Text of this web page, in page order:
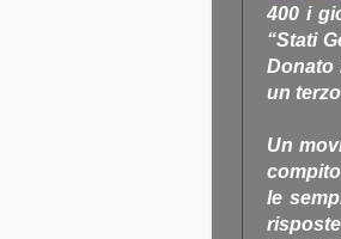
400 i
“Stati
Donato
un
Un
le